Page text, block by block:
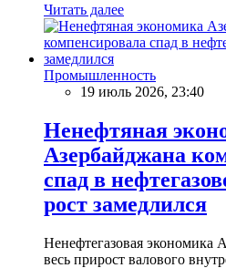
Читать далее
Промышленность
19 июль 2026, 23:40
Ненефтяная
Азербайджана
спад в
рост замедлился
Ненефтегазовая экономика
весь прирост валового